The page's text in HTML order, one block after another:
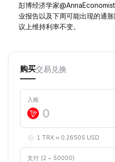
彭博经济学家
业报告以及下周可能出现的通
议上维持利率不变。
购买交易 兑换
入账
1 TRX ≈ 0.26505 USD
支付 (2 ~ 50000)